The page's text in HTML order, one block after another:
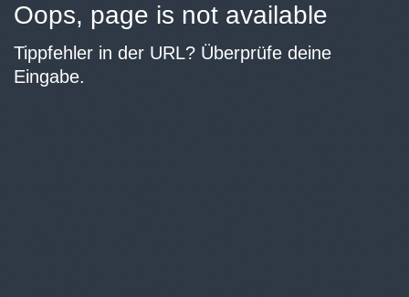
Oops, page is not available
Tippfehler in der URL? Überprüfe deine
Eingabe.